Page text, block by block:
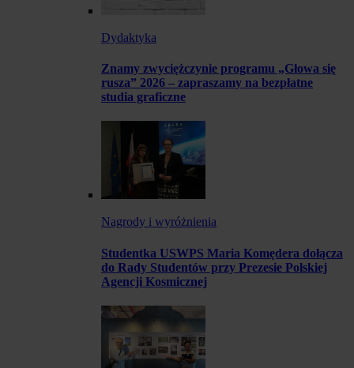
Dydaktyka
Znamy zwyciężczynie programu „Głowa się
rusza” 2026 – zapraszamy na bezpłatne
studia graficzne
Nagrody i wyróżnienia
Studentka USWPS Maria Komędera dołącza
do Rady Studentów przy Prezesie Polskiej
Agencji Kosmicznej